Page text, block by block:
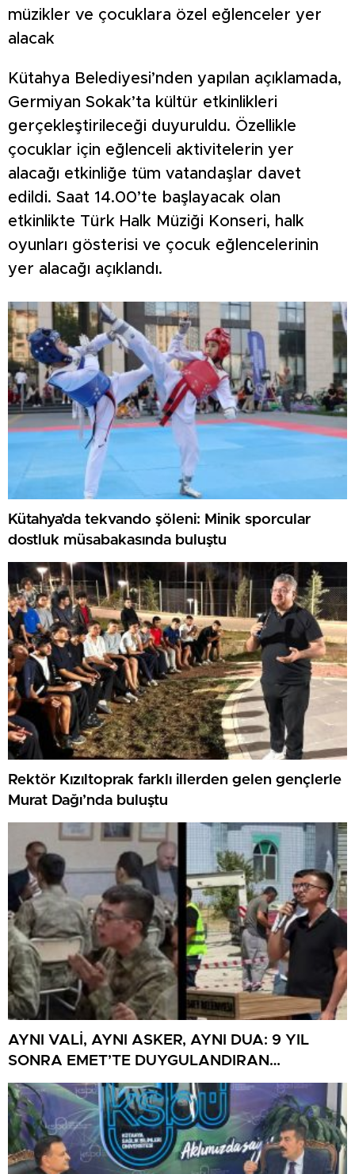
müzikler ve çocuklara özel eğlenceler yer
alacak
Kütahya Belediyesi’nden yapılan açıklamada,
Germiyan Sokak’ta kültür etkinlikleri
gerçekleştirileceği duyuruldu. Özellikle
çocuklar için eğlenceli aktivitelerin yer
alacağı etkinliğe tüm vatandaşlar davet
edildi. Saat 14.00’te başlayacak olan
etkinlikte Türk Halk Müziği Konseri, halk
oyunları gösterisi ve çocuk eğlencelerinin
yer alacağı açıklandı.
Kütahya’da tekvando şöleni: Minik sporcular
dostluk müsabakasında buluştu
Rektör Kızıltoprak farklı illerden gelen gençlerle
Murat Dağı’nda buluştu
AYNI VALİ, AYNI ASKER, AYNI DUA: 9 YIL
SONRA EMET’TE DUYGULANDIRAN
BULUŞMA